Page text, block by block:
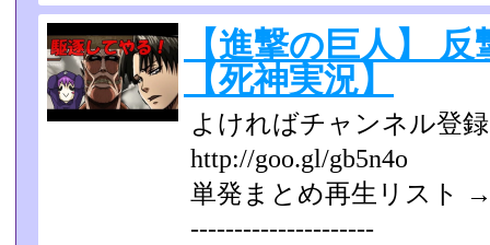
【進撃の巨人】
【死神実況】
よければチャンネル登
http://goo.gl/gb5n4o
単発まとめ再生リスト →
---------------------